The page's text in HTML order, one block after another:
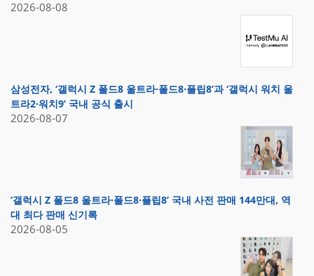
2026-08-08
삼성전자, ‘갤럭시 Z 폴드8 울트라·폴드8·플립8’과 ‘갤럭시 워치 울
트라2·워치9’ 국내 공식 출시
2026-08-07
‘갤럭시 Z 폴드8 울트라·폴드8·플립8’ 국내 사전 판매 144만대, 역
대 최다 판매 신기록
2026-08-05